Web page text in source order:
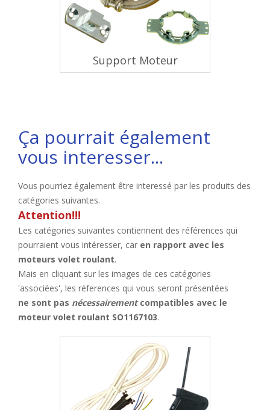
Support Moteur
Ça pourrait également
vous interesser...
Vous pourriez également être interessé par les produits des
catégories suivantes.
Attention!!!
Les catégories suivantes contiennent des références qui
pourraient vous intéresser, car en rapport avec les
moteurs volet roulant.
Mais en cliquant sur les images de ces catégories
'associées', les réferences qui vous seront présentées
ne sont pas nécessairementcompatibles avec le
moteur volet roulant SO1167103.